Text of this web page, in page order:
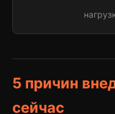
5 причин
сейчас